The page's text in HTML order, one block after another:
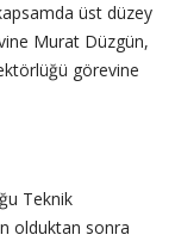
üst düzey
Murat Düzgün,
görevine
Teknik
olduktan sonra